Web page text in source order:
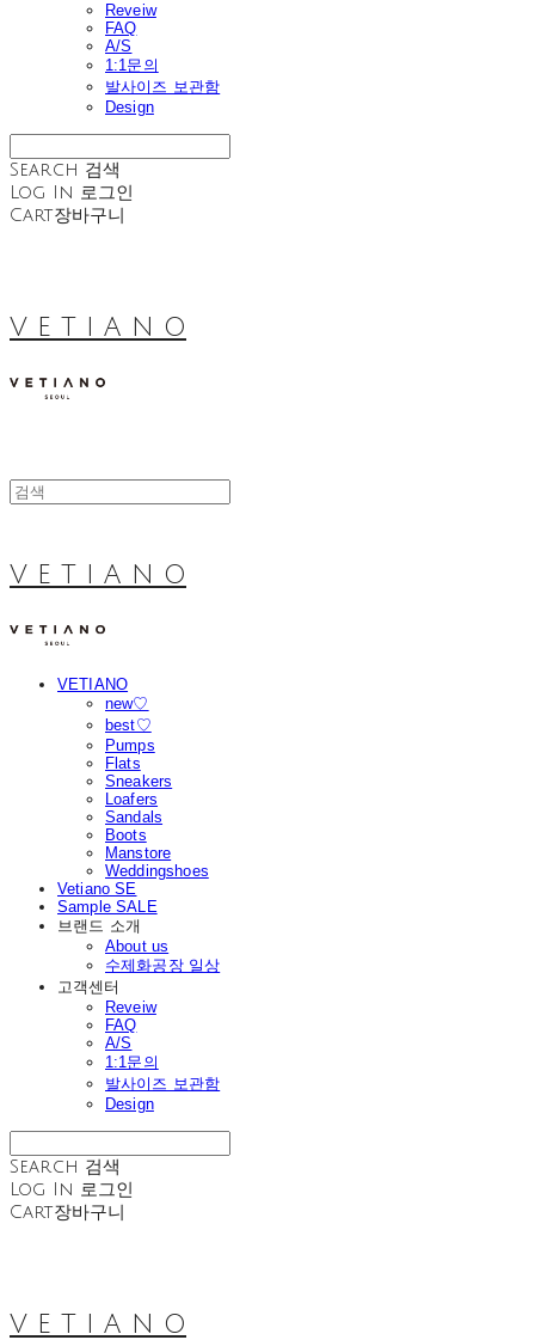
Reveiw
FAQ
A/S
1:1문의
발사이즈 보관함
Design
Search 검색
Log In 로그인
Cart장바구니
V E T I A N O
V E T I A N O
VETIANO
new♡
best♡
Pumps
Flats
Sneakers
Loafers
Sandals
Boots
Manstore
Weddingshoes
Vetiano SE
Sample SALE
브랜드 소개
About us
수제화공장 일상
고객센터
Reveiw
FAQ
A/S
1:1문의
발사이즈 보관함
Design
Search 검색
Log In 로그인
Cart장바구니
V E T I A N O